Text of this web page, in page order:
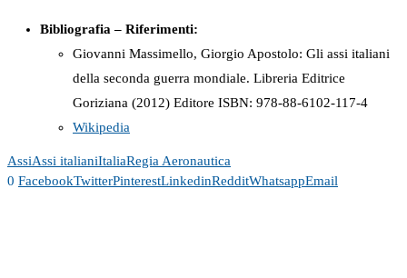
Bibliografia – Riferimenti:
Giovanni Massimello, Giorgio Apostolo: Gli assi italiani
della seconda guerra mondiale. Libreria Editrice
Goriziana (2012) Editore ISBN: 978-88-6102-117-4
Wikipedia
AssiAssi italianiItaliaRegia Aeronautica
0 FacebookTwitterPinterestLinkedinRedditWhatsappEmail